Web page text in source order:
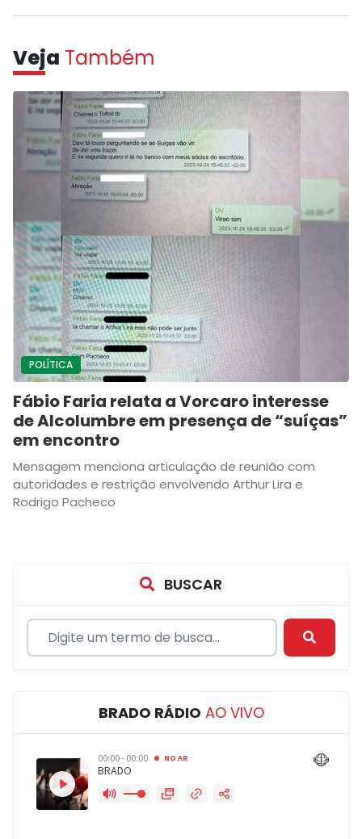
Veja Também
POLÍTICA
Fábio Faria relata a Vorcaro interesse
de Alcolumbre em presença de “suíças”
em encontro
Mensagem menciona articulação de reunião com
autoridades e restrição envolvendo Arthur Lira e
Rodrigo Pacheco
BUSCAR
BRADO RÁDIO AO VIVO